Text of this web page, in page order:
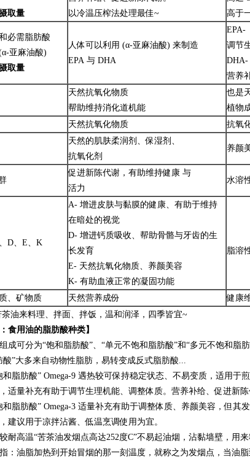
取量
以冷温压榨法处理最佳~
高于
必需脂肪酸
亚麻油酸)
取量
人体可以利用 (α-亚麻油酸) 来制造
EPA 与 DHA
EPA-
调节
DHA-
营养
天然抗氧化物质
帮助维持消化道机能
也是
植物
天然抗氧化物质 抗氧
天然的肌肤柔润剂、保湿剂、
抗氧化剂
养颜
促进新陈代谢，有助维持健康 与
活力
水溶
D、E、K
A- 增进皮肤与黏膜的健康、有助于维持
在暗处的视觉
D- 增进钙质吸收、帮助骨骼与牙齿的生
长发育
E- 天然抗氧化物质、养颜美容
K- 有助血液正常的凝固功能
脂溶
、矿物质 天然营养成份
健康
来料理、拌面、拌饭，温和润泽，四季皆宜~
用油的脂肪酸种类】
可分为“饱和脂肪酸”、“单元不饱和脂肪酸”和“多元不饱和脂肪
大多来自动物性脂肪，易转变成反式脂肪酸...
肪酸” Omega-9 遇热较可保持稳定状态、不易变质，适用于
量补充有助于调节生理机能、调整体质。营养补给、促进新陈
肪酸” Omega-3 适量补充有助于调整体质、养颜美容，但其
议用于凉拌沾酱、低温烹调使用为宜。
高温“苦茶油发烟点高达252度C”不易起油烟，沾黏墙壁，用
油脂加热到开始冒烟的那一刻温度，就称之为发烟点，当油脂